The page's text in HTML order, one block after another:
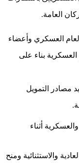
ﺍﻟﻌﺎﻣﺔ.
ﺍﻟﻌﺴﻜﺮﻱ ﻭﺃﻋﻀﺎﺀ
ﺑﻨﺎﺀ ﻋﻠﻰ
ﻣﺼﺎﺩﺭ ﺍﻟﺘﻤﻮﻳﻞ
ﺃﺛﻨﺎﺀ
ﻭﺍﻻﺳﺘﺜﻨﺎﺋﻴﺔ ﻭﻣﻨﺢ